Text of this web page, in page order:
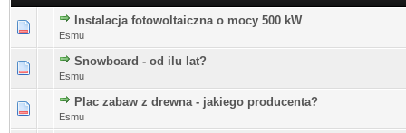
Instalacja fotowoltaiczna o mocy 500 kW
Esmu
Snowboard - od ilu lat?
Esmu
Plac zabaw z drewna - jakiego producenta?
Esmu